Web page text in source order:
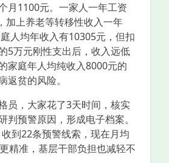
月1100元。一家人一年工资
加上养老等转移性收入一年
人均年收入有10305元，但扣
5万元刚性支出后，收入远低
家庭年人均纯收入8000元的
返贫的风险。
，大家花了3天时间，核实
判预警原因，形成电子档案。
到22条预警线索，现在月均
精准，基层干部负担也减轻不